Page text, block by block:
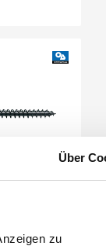
Über
zu
Plus T10
Blax